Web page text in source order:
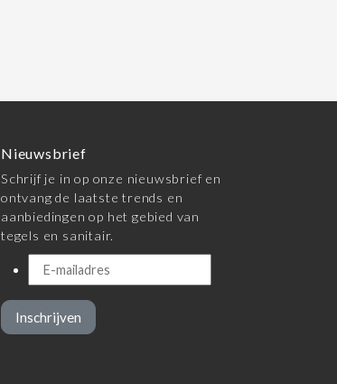
Nieuwsbrief
Schrijf je in op onze nieuwsbrief en
ontvang de laatste trends en
aanbiedingen op het gebied van
tegels en sanitair.
Inschrijven